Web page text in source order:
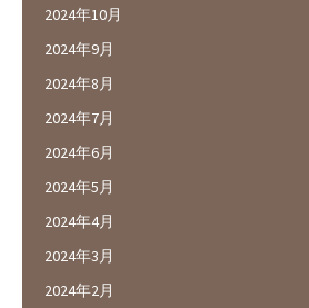
2024年10月
2024年9月
2024年8月
2024年7月
2024年6月
2024年5月
2024年4月
2024年3月
2024年2月